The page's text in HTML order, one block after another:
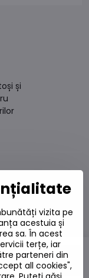
și
Coș
vizita pe
acestuia și
sa. În acest
terțe, iar
parteneri din
all cookies",